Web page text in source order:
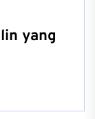
yang